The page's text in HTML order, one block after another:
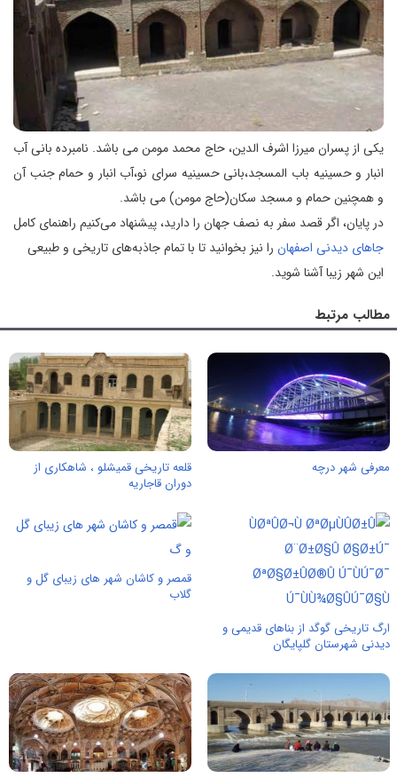
یکی از پسران میرزا اشرف الدین، حاج محمد مومن می باشد. نامبرده بانی آب
انبار و حسینیه باب المسجد،بانی حسینیه سرای نو،آب انبار و حمام جنب آن
و همچنین حمام و مسجد سکان(حاج مومن) می باشد.
در پایان، اگر قصد سفر به نصف جهان را دارید، پیشنهاد می‌کنیم راهنمای کامل
جاهای دیدنی اصفهان را نیز بخوانید تا با تمام جاذبه‌های تاریخی و طبیعی
این شهر زیبا آشنا شوید.
مطالب مرتبط
معرفی شهر درچه
قلعه تاریخی قمیشلو ، شاهکاری از
دوران قاجاریه
ارگ تاریخی گوگد از بناهای قدیمی و
دیدنی شهرستان گلپایگان
قمصر و کاشان شهر های زیبای گل و
گلاب